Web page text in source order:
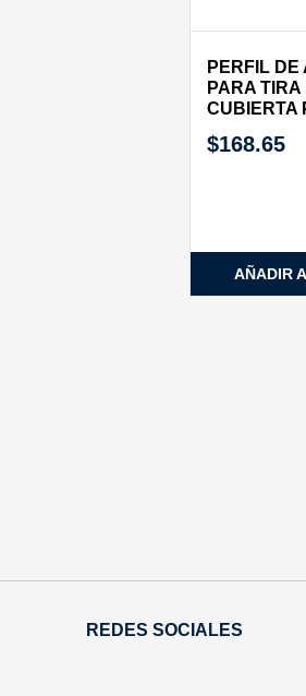
PERFIL DE
PARA TIRA
CUBIERTA
$168.65
AÑADIR
REDES SOCIALES